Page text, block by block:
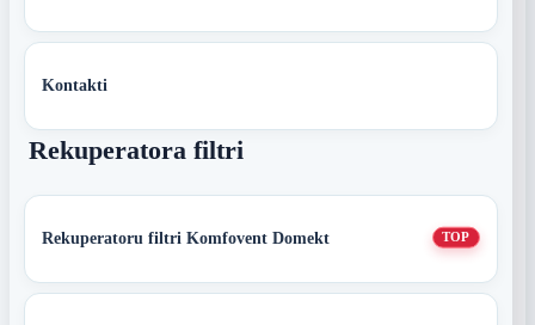
Kontakti
Rekuperatora filtri
Rekuperatoru filtri Komfovent Domekt TOP